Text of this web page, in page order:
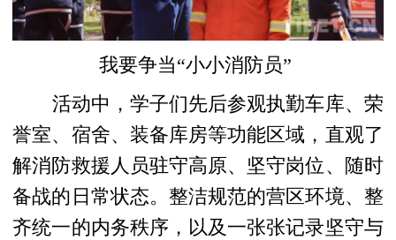
我要争当“小小消防员”
活动中，学子们先后参观执勤车库、荣
誉室、宿舍、装备库房等功能区域，直观了
解消防救援人员驻守高原、坚守岗位、随时
备战的日常状态。整洁规范的营区环境、整
齐统一的内务秩序，以及一张张记录坚守与